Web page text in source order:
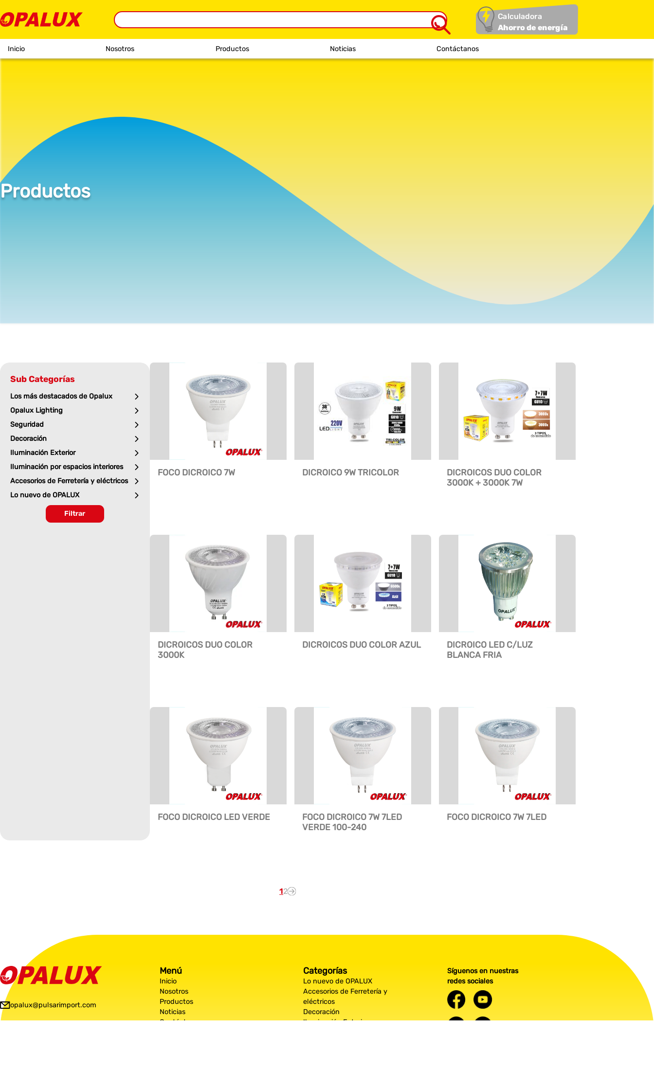
Calculadora
Ahorro de energía
Inicio Nosotros Productos Noticias Contáctanos
Productos
Sub Categorías
Los más destacados de Opalux
Opalux Lighting
Seguridad
Decoración
Iluminación Exterior
Iluminación por espacios interiores
Accesorios de Ferretería y eléctricos
Lo nuevo de OPALUX
Filtrar
FOCO DICROICO 7W DICROICO 9W TRICOLOR
DICROICOS DUO COLOR
3000K + 3000K 7W
DICROICOS DUO COLOR
3000K
DICROICOS DUO COLOR AZUL
DICROICO LED C/LUZ
BLANCA FRIA
FOCO DICROICO LED VERDE
FOCO DICROICO 7W 7LED
VERDE 100-240
FOCO DICROICO 7W 7LED
12
opalux@pulsarimport.com
Menú
Inicio
Nosotros
Productos
Noticias
Contáctanos
Categorías
Lo nuevo de OPALUX
Accesorios de Ferretería y
eléctricos
Decoración
Iluminación Exterior
Síguenos en nuestras
redes sociales